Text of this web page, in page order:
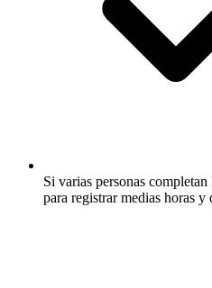
Si varias personas
para registrar medias horas y